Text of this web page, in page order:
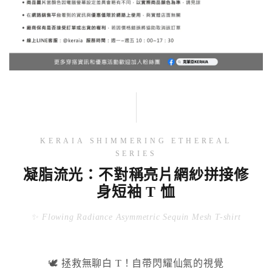
KERAIA SHIMMERING ETHEREAL
SERIES
凝脂流光：不對稱亮片網紗拼接修
身短袖 T 恤
✨ Flowing Radiance Asymmetric Sequin Mesh T-shirt
🕊️ 拯救無聊白 T！自帶閃耀仙氣的視覺